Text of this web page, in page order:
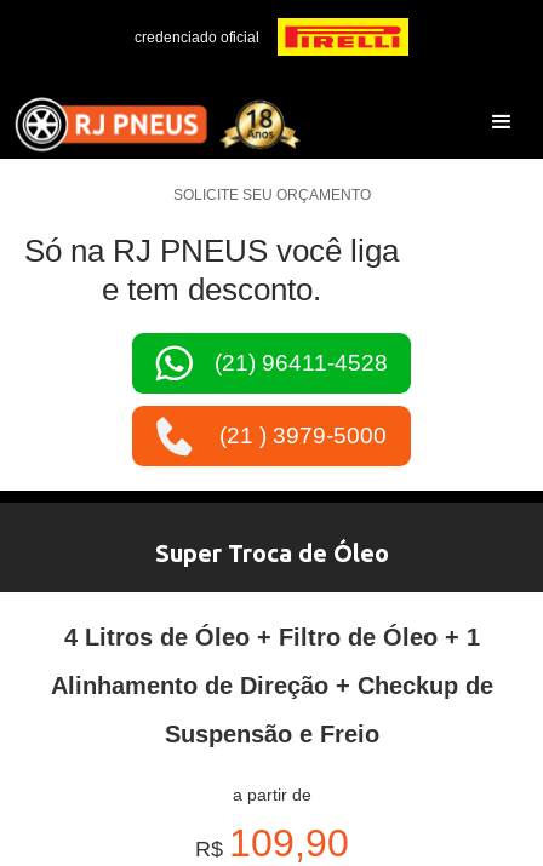
credenciado oficial
SOLICITE SEU ORÇAMENTO
Só na RJ PNEUS você liga
e tem desconto.
(21) 96411-4528
(21 ) 3979-5000
Super Troca de Óleo
4 Litros de Óleo + Filtro de Óleo + 1
Alinhamento de Direção + Checkup de
Suspensão e Freio
a partir de
R$ 109,90